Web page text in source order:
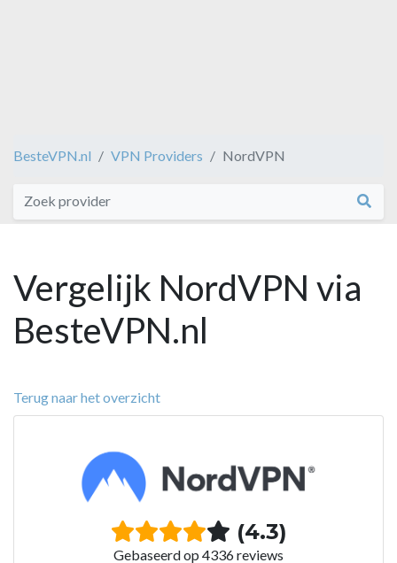
BesteVPN.nl VPN Providers NordVPN
Vergelijk NordVPN via
BesteVPN.nl
Terug naar het overzicht
(4.3)
Gebaseerd op 4336 reviews